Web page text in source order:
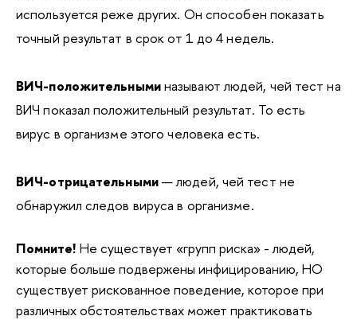
используется реже других. Он способен показать
точный результат в срок от 1 до 4 недель.
ВИЧ-положительныминазывают людей, чей тест на
ВИЧ показал положительный результат. То есть
вирус в организме этого человека есть.
ВИЧ-отрицательными— людей, чей тест не
обнаружил следов вируса в организме.
Помните! Не существует «групп риска» - людей,
которые больше подвержены инфицированию, НО
существует рискованное поведение, которое при
различных обстоятельствах может практиковать